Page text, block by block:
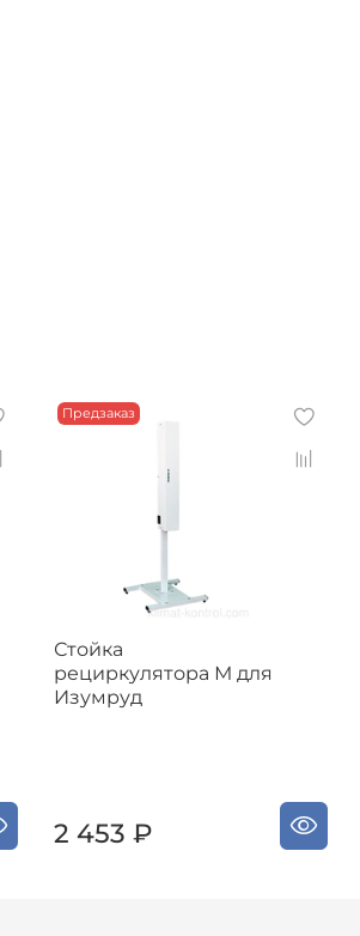
Предзаказ
Стойка
рециркулятора М для
Изумруд
2 453 ₽